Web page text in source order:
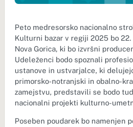
Peto medresorsko nacionalno
Kulturni bazar v regiji 2025 bo
Nova Gorica, ki bo izvršni
Udeleženci bodo spoznali
ustanove in ustvarjalce, ki
primorsko-notranjski in obalno-
zamejstvu, predstavili se bodo
nacionalni projekti kulturno-
Poseben poudarek bo namenjen